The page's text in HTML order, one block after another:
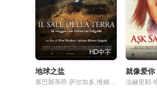
HD中字
地球之盐 就像爱你